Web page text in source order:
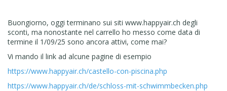
Buongiorno, oggi terminano sui siti www.happyair.ch degli
sconti, ma nonostante nel carrello ho messo come data di
termine il 1/09/25 sono ancora attivi, come mai?
Vi mando il link ad alcune pagine di esempio
https://www.happyair.ch/castello-con-piscina.php
https://www.happyair.ch/de/schloss-mit-schwimmbecken.php